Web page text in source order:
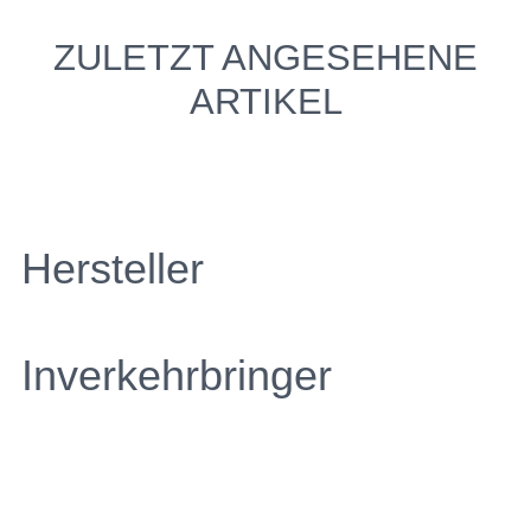
ZULETZT ANGESEHENE
ARTIKEL
Hersteller
Inverkehrbringer